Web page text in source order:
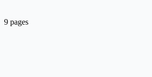
9 pages